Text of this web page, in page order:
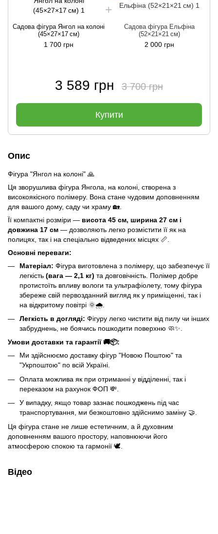
Садова фігура Янгол на колоні
(45×27×17 см)
1 700 грн
Садова фігура Ельфіна
(52×21×21 см)
2 000 грн
3 589 грн 3 700 грн
Купити
Опис
Фігура "Янгол на колоні" 🙏
Ця зворушлива фігура Янгола, на колоні, створена з
високоякісного полімеру. Вона стане чудовим доповненням
для вашого дому, саду чи храму 🏡.
Її компактні розміри — висота 45 см, ширина 27 см і
довжина 17 см — дозволяють легко розмістити її як на
полицях, так і на спеціально відведених місцях 📏.
Основні переваги:
Матеріал: Фігура виготовлена з полімеру, що забезпечує її
легкість (вага — 2,1 кг) та довговічність. Полімер добре
протистоїть впливу вологи та ультрафіолету, тому фігура
збереже свій первозданний вигляд як у приміщенні, так і
на відкритому повітрі 🌞🌧️.
Легкість в догляді: Фігуру легко чистити від пилу чи інших
забруднень, не боячись пошкодити поверхню 🧼✨.
Умови доставки та гарантії 🚚📦:
Ми здійснюємо доставку фігур "Новою Поштою" та
"Укрпоштою" по всій Україні.
Оплата можлива як при отриманні у відділенні, так і
переказом на рахунок ФОП 💸.
У випадку, якщо товар зазнає пошкоджень під час
транспортування, ми безкоштовно здійснимо заміну 🤝.
Ця фігура стане не лише естетичним, а й духовним
доповненням вашого простору, наповнюючи його
атмосферою спокою та гармонії 🕊️.
Відео